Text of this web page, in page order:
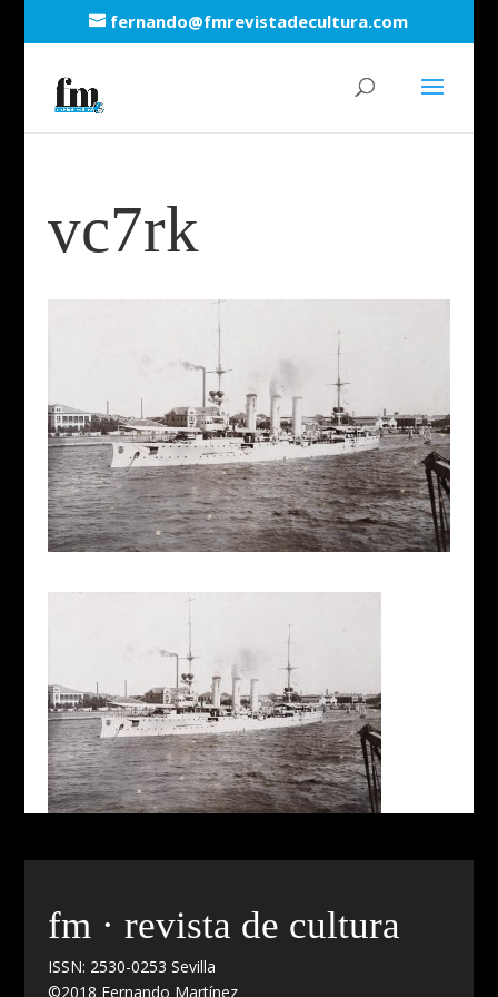
fernando@fmrevistadecultura.com
vc7rk
fm · revista de cultura
ISSN: 2530-0253 Sevilla
©2018 Fernando Martínez